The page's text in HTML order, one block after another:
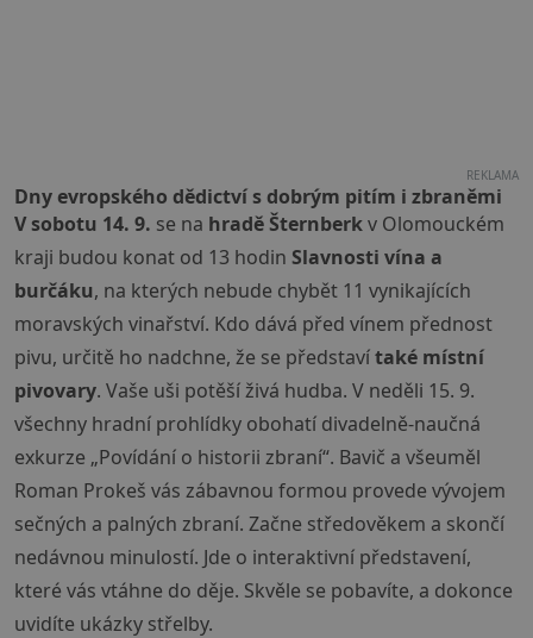
REKLAMA
Dny evropského dědictví s dobrým pitím i zbraněmi
V sobotu 14. 9. se na hradě Šternberkv Olomouckém
kraji budou konat od 13 hodin Slavnosti vína a
burčáku, na kterých nebude chybět 11 vynikajících
moravských vinařství. Kdo dává před vínem přednost
pivu, určitě ho nadchne, že se představítaké místní
pivovary. Vaše uši potěší živá hudba. V neděli 15. 9.
všechny hradní prohlídky obohatí divadelně-naučná
exkurze „Povídání o historii zbraní“. Bavič a všeuměl
Roman Prokeš vás zábavnou formou provede vývojem
sečných a palných zbraní. Začne středověkem a skončí
nedávnou minulostí. Jde o interaktivní představení,
které vás vtáhne do děje. Skvěle se pobavíte, a dokonce
uvidíte ukázky střelby.